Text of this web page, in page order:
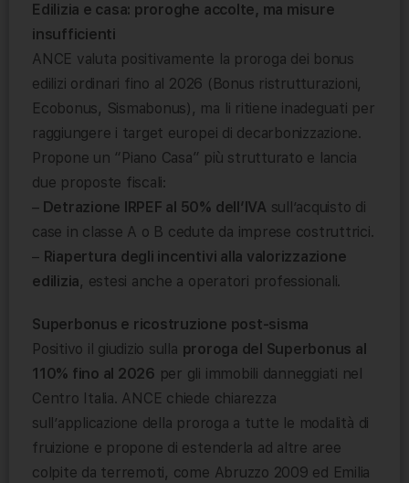
Edilizia e casa: proroghe accolte, ma misure
insufficienti
ANCE valuta positivamente la proroga dei bonus
edilizi ordinari fino al 2026 (Bonus ristrutturazioni,
Ecobonus, Sismabonus), ma li ritiene inadeguati per
raggiungere i target europei di decarbonizzazione.
Propone un “Piano Casa” più strutturato e lancia
due proposte fiscali:
–Detrazione IRPEF al 50% dell’IVA sull’acquisto di
case in classe A o B cedute da imprese costruttrici.
– Riapertura degli incentivi alla valorizzazione
edilizia, estesi anche a operatori professionali.
Superbonus e ricostruzione post-sisma
Positivo il giudizio sulla proroga del Superbonus al
110% fino al 2026 per gli immobili danneggiati nel
Centro Italia. ANCE chiede chiarezza
sull’applicazione della proroga a tutte le modalità di
fruizione e propone di estenderla ad altre aree
colpite da terremoti, come Abruzzo 2009 ed Emilia